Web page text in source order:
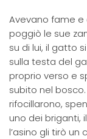
Avevano fame e
poggiò le sue
su di lui, il gatto
sulla testa del
proprio verso e
subito nel
rifocillarono,
uno dei briganti,
l’asino gli tirò un